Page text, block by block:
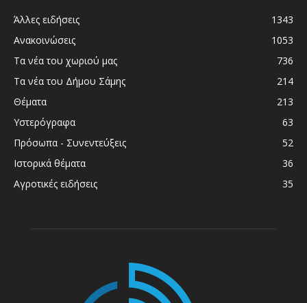
Άλλες ειδήσεις
1343
Ανακοινώσεις
1053
Τα νέα του χωριού μας
736
Τα νέα του Δήμου Σάμης
214
Θέματα
213
Υστερόγραφα
63
Πρόσωπα - Συνεντεύξεις
52
Ιστορικά θέματα
36
Αγροτικές ειδήσεις
35